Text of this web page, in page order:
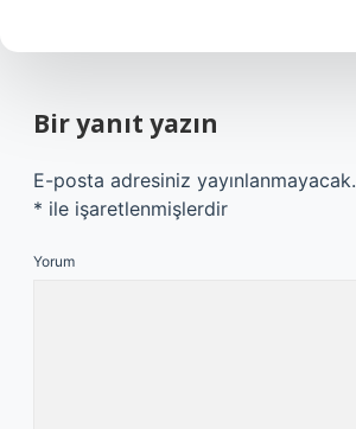
Bir yanıt yazın
E-posta adresiniz yayınlanmayacak.
* ile işaretlenmişlerdir
Yorum